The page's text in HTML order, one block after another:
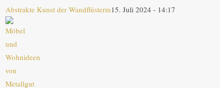
Abstrakte Kunst der Wandflüsterin15. Juli 2024 - 14:17